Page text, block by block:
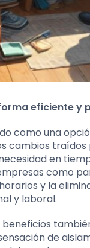
eficiente y
como una
cambios traídos
en
como
y la
y laboral.
de